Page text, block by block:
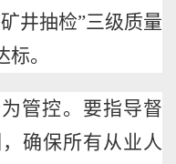
井抽检”三级质量
。
管控。要指导督
确保所有从业人